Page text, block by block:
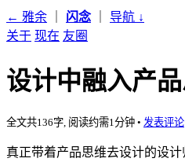
← 雅余 闪念｜ 导航 ↓
关于 现在 友圈
设计中融入产
全文共136字, 阅读约需1分钟 • 发表评论
真正带着产品思维去设计的设